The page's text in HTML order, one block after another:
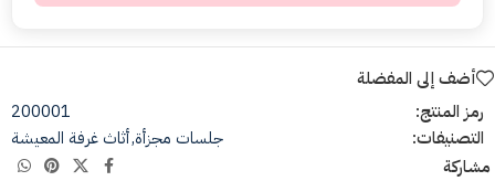
أضف إلى المفضلة
رمز المنتج:
200001
التصنيفات:
جلسات مجزأة,أثاث غرفة المعيشة
مشاركة